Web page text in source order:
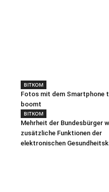
BITKOM
Fotos mit dem Smartphone
boomt
BITKOM
Mehrheit der Bundesbürger
zusätzliche Funktionen der
elektronischen